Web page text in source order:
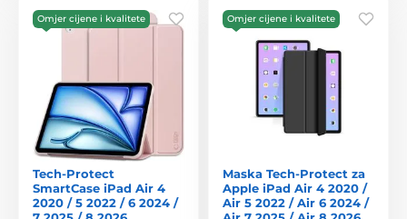
Omjer cijene i kvalitete
Tech-Protect
SmartCase iPad Air 4
2020 / 5 2022 / 6 2024 /
Omjer cijene i kvalitete
Maska Tech-Protect za
Apple iPad Air 4 2020 /
Air 5 2022 / Air 6 2024 /